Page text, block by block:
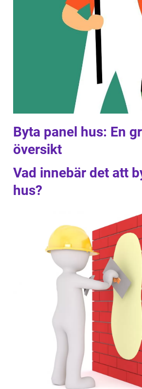
Byta panel hus: En
översikt
Vad innebär det att
hus?